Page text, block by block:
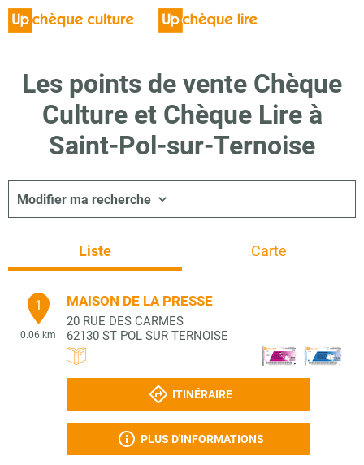
Les points de vente Chèque
Culture et Chèque Lire à
Saint-Pol-sur-Ternoise
Modifier ma recherche
Liste Carte
1
0.06 km
MAISON DE LA PRESSE
20 RUE DES CARMES
62130 ST POL SUR TERNOISE
ITINÉRAIRE
PLUS D'INFORMATIONS